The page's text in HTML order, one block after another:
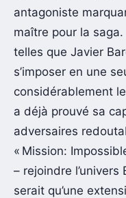
antagoniste
maître pour la
telles que Javier
s’imposer en une
considérablement
a déjà prouvé sa
adversaires
« Mission:
– rejoindre
serait qu’une